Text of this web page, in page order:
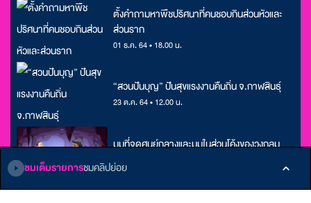
ชมเต็มรายการชมคลิปย่อย
ตั้งคำถามหาพืชปริศนาที่คนชอบกินส่วนหัวและ
ส่วนราก
01 ธ.ค. 64 • 18.00 น.
“สวนปันบุญ” ปันสุขแรงงานคืนถิ่น จ.กาฬสินธุ์
23 ต.ค. 64 • 12.00 น.
มุมที่จุดศูนย์กลางและมุมในส่วนโค้งของวงกลม
21 ก.พ. 64 • 09.00 น.